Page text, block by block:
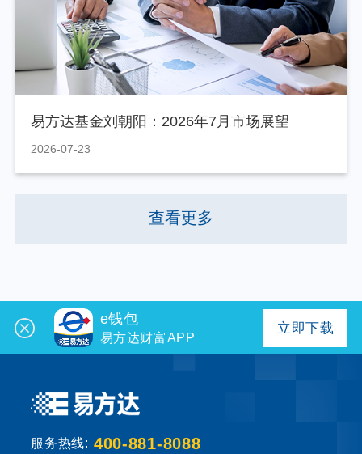
易方达基金刘朝阳：2026年7月市场展望
2026-07-23
查看更多
e钱包
易方达财富APP
立即下载
服务热线: 400-881-8088